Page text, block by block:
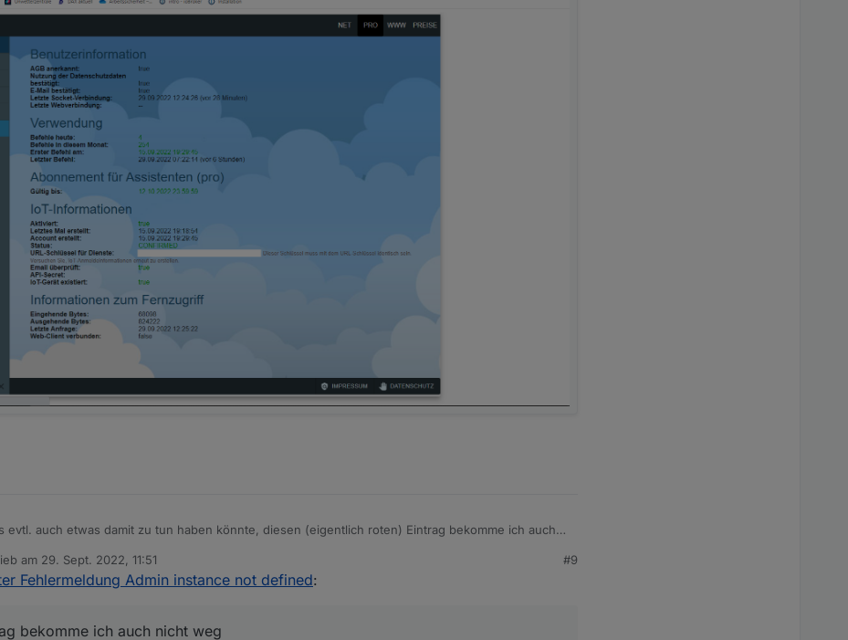
über sign in wieder auf dieiobroker.pro
probieren.
evtl. auch etwas damit zu tun haben könnte, diesen (eigentlich roten) Eintrag bekomme ich auch
am 29. Sept. 2022, 11:51
editiert von
#9
Fehlermeldung Admin instance not defined:
bekomme ich auch nicht weg